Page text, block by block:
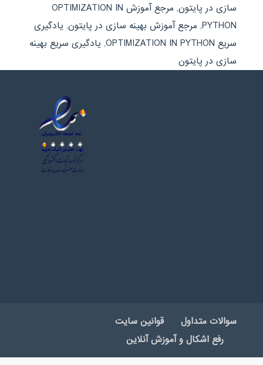
سازی در پایتون,
مرجع آموزش OPTIMIZATION IN
PYTHON
, مرجع آموزش بهینه سازی در پایتون, یادگیری
سریع OPTIMIZATION IN PYTHON
, یادگیری سریع بهینه
سازی در پایتون
سوالات متداول
قوانین سایت
رفع اشکال و آموزش آنلاین